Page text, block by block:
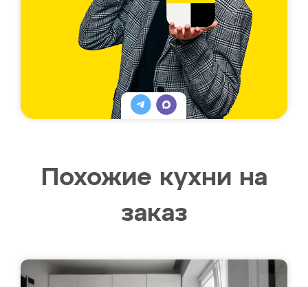
Похожие кухни на
заказ